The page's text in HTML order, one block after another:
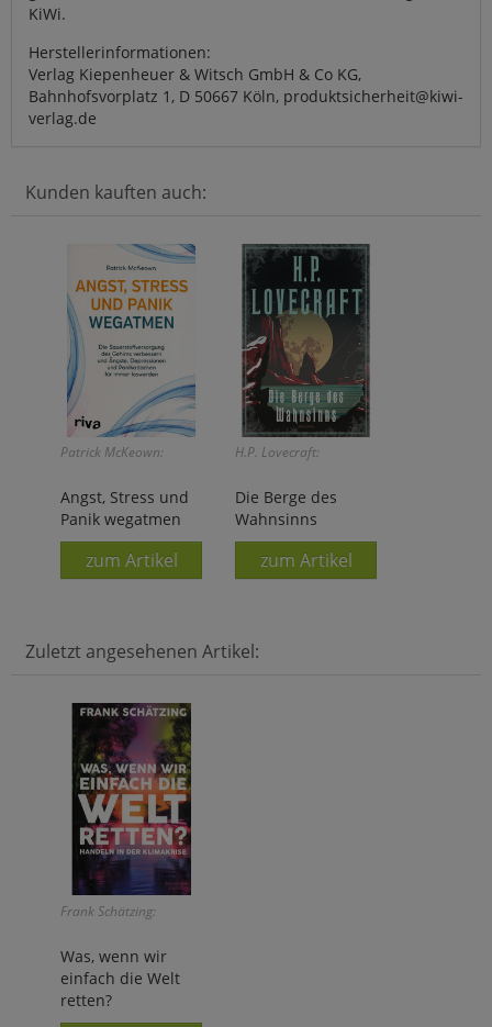
KiWi.
Herstellerinformationen:
Verlag Kiepenheuer & Witsch GmbH & Co KG,
Bahnhofsvorplatz 1, D 50667 Köln, produktsicherheit@kiwi-
verlag.de
Kunden kauften auch:
Patrick McKeown:
Angst, Stress und
Panik wegatmen
zum Artikel
H.P. Lovecraft:
Die Berge des
Wahnsinns
zum Artikel
Zuletzt angesehenen Artikel:
Frank Schätzing:
Was, wenn wir
einfach die Welt
retten?